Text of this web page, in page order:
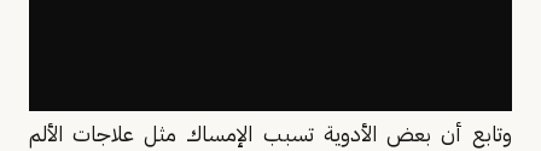
وتابع أن بعض الأدوية تسبب الإمساك مثل علاجات الألم